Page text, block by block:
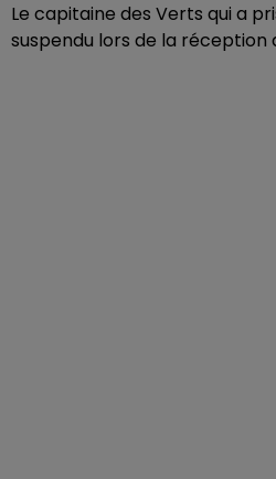
Le capitaine des Verts qui a
suspendu lors de la réception